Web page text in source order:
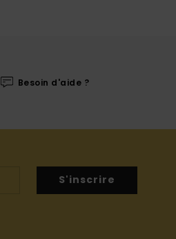
Besoin d'aide ?
S'inscrire